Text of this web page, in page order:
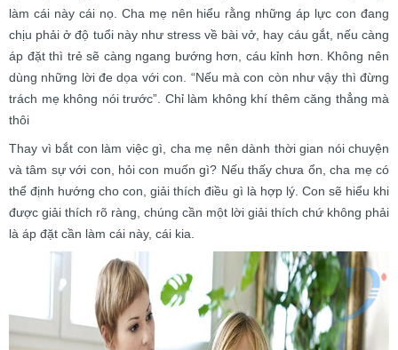
làm cái này cái nọ. Cha mẹ nên hiểu rằng những áp lực con đang
chịu phải ở độ tuổi này như stress về bài vở, hay cáu gắt, nếu càng
áp đặt thì trẻ sẽ càng ngang bướng hơn, cáu kỉnh hơn. Không nên
dùng những lời đe dọa với con. “Nếu mà con còn như vậy thì đừng
trách mẹ không nói trước”. Chỉ làm không khí thêm căng thẳng mà
thôi
Thay vì bắt con làm việc gì, cha mẹ nên dành thời gian nói chuyện
và tâm sự với con, hỏi con muốn gì? Nếu thấy chưa ổn, cha mẹ có
thể định hướng cho con, giải thích điều gì là hợp lý. Con sẽ hiểu khi
được giải thích rõ ràng, chúng cần một lời giải thích chứ không phải
là áp đặt cần làm cái này, cái kia.